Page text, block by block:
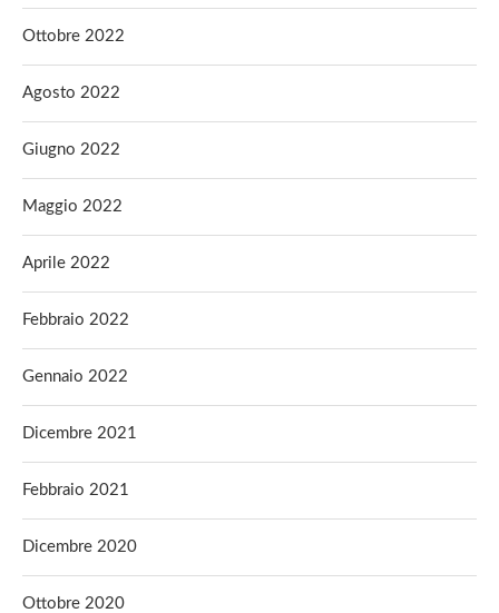
Ottobre 2022
Agosto 2022
Giugno 2022
Maggio 2022
Aprile 2022
Febbraio 2022
Gennaio 2022
Dicembre 2021
Febbraio 2021
Dicembre 2020
Ottobre 2020